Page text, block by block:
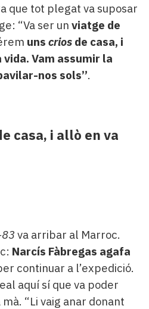
que tot plegat va suposar
“Va ser un viatge de
uns crios de casa, i
Vam assumir la
nos sols”.
casa, i allò en va
va arribar al Marroc.
Narcís Fàbregas agafa
continuar a l’expedició.
aquí sí que va poder
“Li vaig anar donant